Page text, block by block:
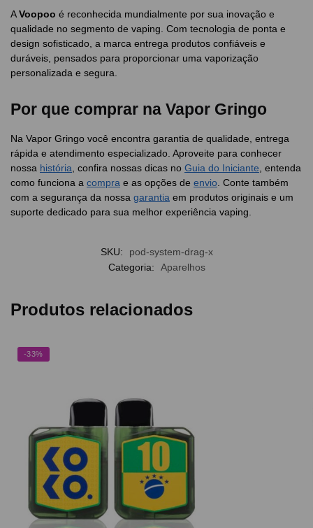
AVoopoo é reconhecida mundialmente por sua inovação e
qualidade no segmento de vaping. Com tecnologia de ponta e
design sofisticado, a marca entrega produtos confiáveis e
duráveis, pensados para proporcionar uma vaporização
personalizada e segura.
Por que comprar na Vapor Gringo
Na Vapor Gringo você encontra garantia de qualidade, entrega
rápida e atendimento especializado. Aproveite para conhecer
nossa história , confira nossas dicas no Guia do Iniciante , entenda
como funciona a compra e as opções de envio . Conte também
com a segurança da nossa garantia em produtos originais e um
suporte dedicado para sua melhor experiência vaping.
SKU:
pod-system-drag-x
Categoria:
Aparelhos
Produtos relacionados
-33%